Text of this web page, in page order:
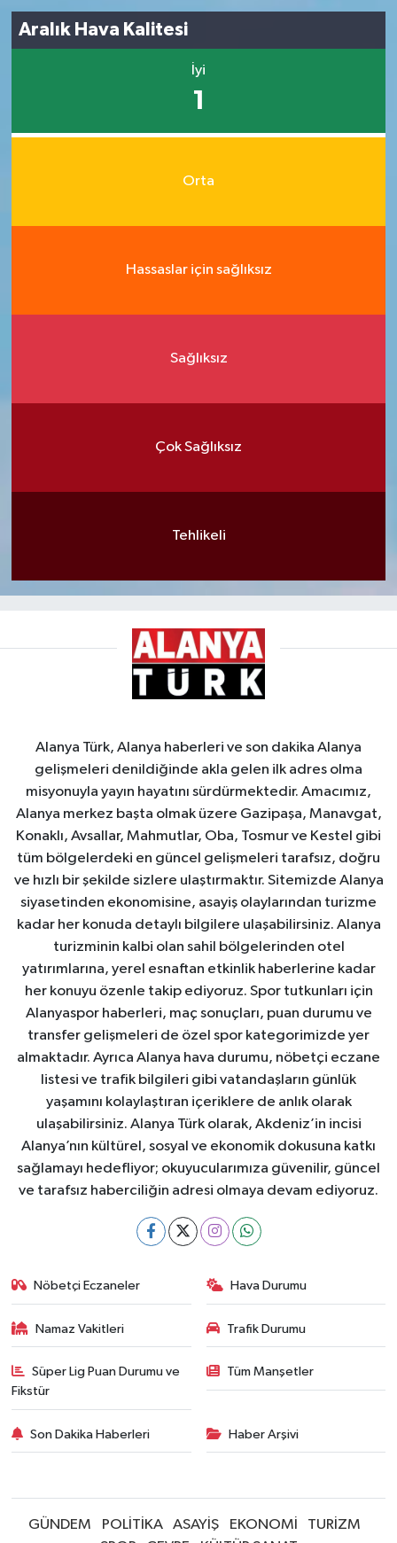
Aralık Hava Kalitesi
İyi
1
Orta
Hassaslar için sağlıksız
Sağlıksız
Çok Sağlıksız
Tehlikeli
Alanya Türk, Alanya haberleri ve son dakika Alanya
gelişmeleri denildiğinde akla gelen ilk adres olma
misyonuyla yayın hayatını sürdürmektedir. Amacımız,
Alanya merkez başta olmak üzere Gazipaşa, Manavgat,
Konaklı, Avsallar, Mahmutlar, Oba, Tosmur ve Kestel gibi
tüm bölgelerdeki en güncel gelişmeleri tarafsız, doğru
ve hızlı bir şekilde sizlere ulaştırmaktır. Sitemizde Alanya
siyasetinden ekonomisine, asayiş olaylarından turizme
kadar her konuda detaylı bilgilere ulaşabilirsiniz. Alanya
turizminin kalbi olan sahil bölgelerinden otel
yatırımlarına, yerel esnaftan etkinlik haberlerine kadar
her konuyu özenle takip ediyoruz. Spor tutkunları için
Alanyaspor haberleri, maç sonuçları, puan durumu ve
transfer gelişmeleri de özel spor kategorimizde yer
almaktadır. Ayrıca Alanya hava durumu, nöbetçi eczane
listesi ve trafik bilgileri gibi vatandaşların günlük
yaşamını kolaylaştıran içeriklere de anlık olarak
ulaşabilirsiniz. Alanya Türk olarak, Akdeniz’in incisi
Alanya’nın kültürel, sosyal ve ekonomik dokusuna katkı
sağlamayı hedefliyor; okuyucularımıza güvenilir, güncel
ve tarafsız haberciliğin adresi olmaya devam ediyoruz.
Nöbetçi Eczaneler Hava Durumu
Namaz Vakitleri Trafik Durumu
Süper Lig Puan Durumu ve
Fikstür
Tüm Manşetler
Son Dakika Haberleri Haber Arşivi
GÜNDEM POLİTİKA ASAYİŞ EKONOMİ
TURİZM